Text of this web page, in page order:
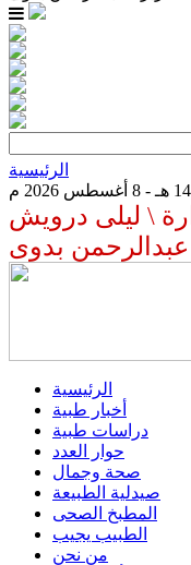
الرئيسية
\ ليلى درويش
بدوى
الرئيسية
أخبار طبية
دراسات طبية
حوار العدد
صحة وجمال
صيدلية الطبيعة
المطبخ الصحى
الطبيب يجيب
من نحن